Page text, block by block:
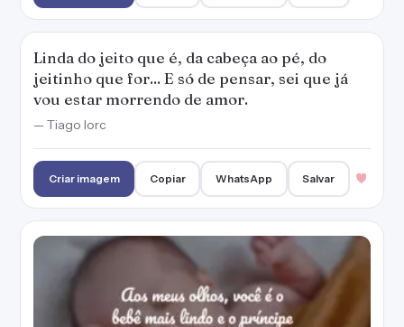
Linda do jeito que é, da cabeça ao pé, do
jeitinho que for... E só de pensar, sei que já
vou estar morrendo de amor.
— Tiago Iorc
Criar imagem Copiar WhatsApp Salvar